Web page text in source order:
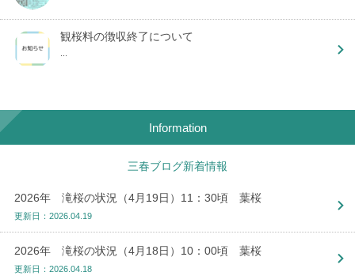
観桜料の徴収終了について
Information
三春ブログ新着情報
2026年 滝桜の状況（4月19日）11：30頃 葉桜
更新日：2026.04.19
2026年 滝桜の状況（4月18日）10：00頃 葉桜
更新日：2026.04.18